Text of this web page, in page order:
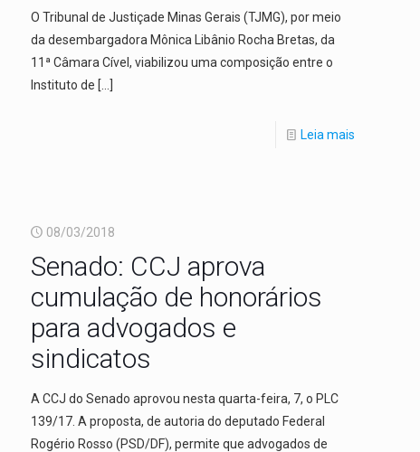
O Tribunal de Justiçade Minas Gerais (TJMG), por meio
da desembargadora Mônica Libânio Rocha Bretas, da
11ª Câmara Cível, viabilizou uma composição entre o
Instituto de […]
Leia mais
08/03/2018
Senado: CCJ aprova
cumulação de honorários
para advogados e
sindicatos
A CCJ do Senado aprovou nesta quarta-feira, 7, o PLC
139/17. A proposta, de autoria do deputado Federal
Rogério Rosso (PSD/DF), permite que advogados de